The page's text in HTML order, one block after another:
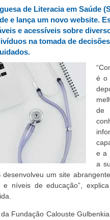
de Literacia em Saúde
e lança um novo website.
e acessíveis sobre
na tomada de
é o
de
e a
a
desenvolveu um site
níveis de educação”,
Fundação Calouste